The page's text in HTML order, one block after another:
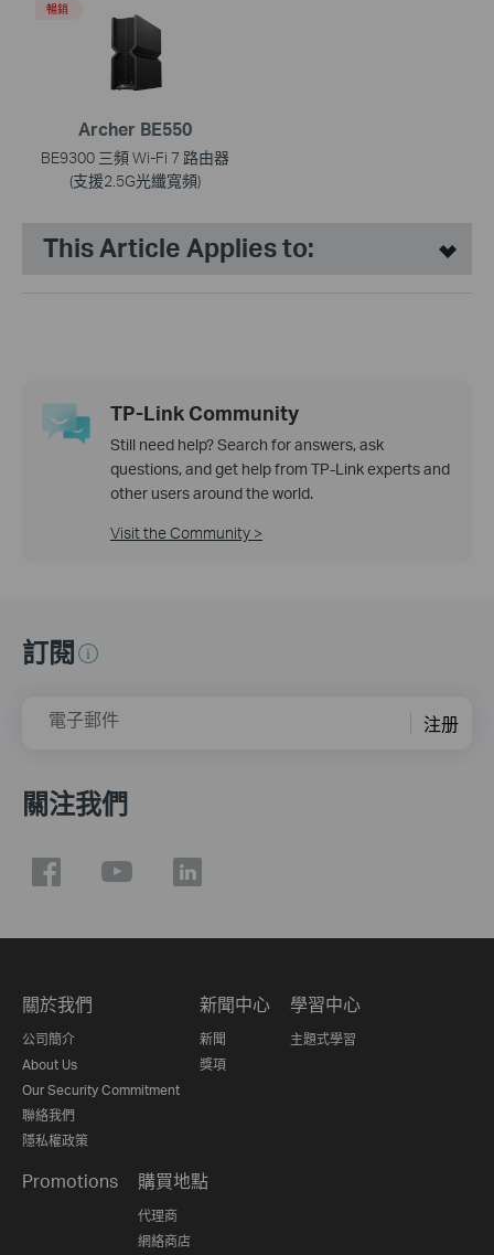
Archer BE550
BE9300 三頻 Wi-Fi 7 路由器
(支援2.5G光纖寬頻)
暢銷
This Article Applies to:
TP-Link Community
Still need help? Search for answers, ask
questions, and get help from TP-Link experts and
other users around the world.
Visit the Community >
訂閱
電子郵件 注册
關注我們
關於我們
公司簡介
About Us
Our Security Commitment
聯絡我們
隱私權政策
新聞中心
新聞
獎項
學習中心
主題式學習
Promotions 購買地點
代理商
網絡商店